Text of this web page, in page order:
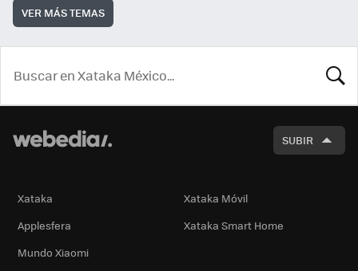
VER MÁS TEMAS
SUBIR
Xataka
Xataka Móvil
Applesfera
Xataka Smart Home
Mundo Xiaomi